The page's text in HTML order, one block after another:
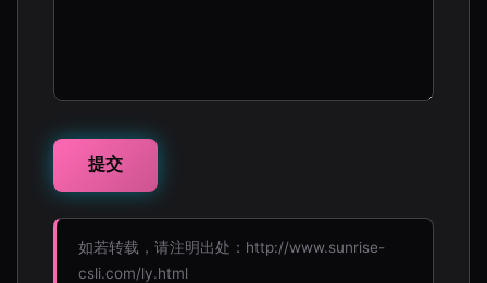
如若转载，请注明出处：http://www.sunrise-
csli.com/ly.html